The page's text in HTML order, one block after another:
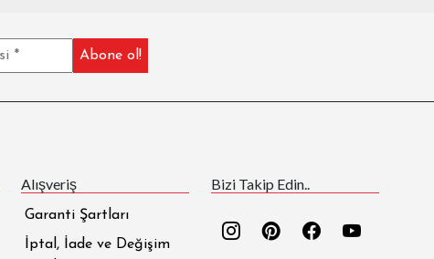
Alışveriş
Garanti Şartları
İptal, İade ve Değişim
Bizi Takip Edin..